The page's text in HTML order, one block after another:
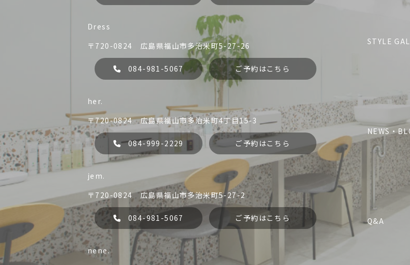
084-999-2229
予約する
084-981-5067
nene.
084-981-0456
liko
Dress
〒720-0824 広島県福山市多治米町5-27-26
084-981-5067 ご予約はこちら
her.
〒720-0824 広島県福山市多治米町4丁目15-3
084-999-2229 ご予約はこちら
jem.
〒720-0824 広島県福山市多治米町5-27-2
084-981-5067 ご予約はこちら
nene.
STYLE
NEWS・
Q&A